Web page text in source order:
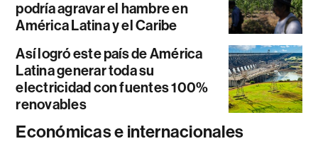
podría agravar el hambre en
América Latina y el Caribe
Así logró este país de América
Latina generar toda su
electricidad con fuentes 100%
renovables
Económicas e internacionales